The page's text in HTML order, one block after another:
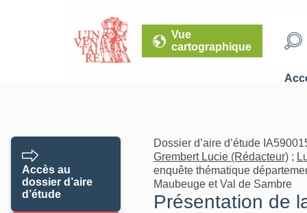
Vue
cartographique
Dossier d’aire d’étude
Grembert Lucie (Rédacteur) ;
enquête thématique
Maubeuge et Val de Sambre
Présentation de
Accès au
dossier d’aire
d’étude